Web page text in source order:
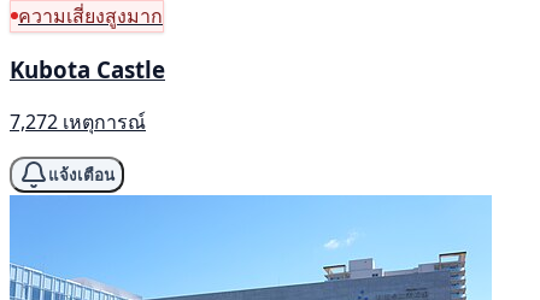
ความเสี่ยงสูงมาก
Kubota Castle
7,272 เหตุการณ์
แจ้งเตือน